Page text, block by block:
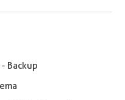
Backup